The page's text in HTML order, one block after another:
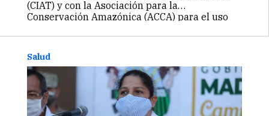
(CIAT) y con la Asociación para la
Conservación Amazónica (ACCA) para el uso
de Conservación de Bosques para la Mitigación
del…
Salud